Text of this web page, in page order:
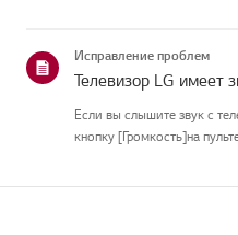
Исправление проблем
Телевизор LG имеет
Если вы слышите звук с
кнопку [Громкость]на